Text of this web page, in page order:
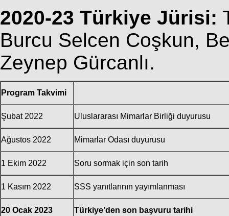
2020-23 Türkiye Jürisi:
Burcu Selcen Coşkun,
Zeynep Gürcanlı.
Program Takvimi
Şubat 2022 Uluslararası Mimarlar Birliği duyurusu
Ağustos 2022 Mimarlar Odası duyurusu
1 Ekim 2022 Soru sormak için son tarih
1 Kasım 2022 SSS yanıtlarının yayımlanması
20 Ocak 2023 Türkiye’den son başvuru tarihi